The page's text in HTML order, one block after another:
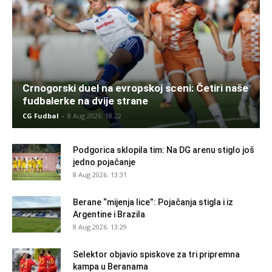
Crnogorski duel na evropskoj sceni: Četiri naše
fudbalerke na dvije strane
CG Fudbal - 8 Aug 2026. 18:22
Podgorica sklopila tim: Na DG arenu stiglo još
jedno pojačanje
8 Aug 2026. 13:31
Berane “mijenja lice”: Pojačanja stigla i iz
Argentine i Brazila
8 Aug 2026. 13:29
Selektor objavio spiskove za tri pripremna
kampa u Beranama